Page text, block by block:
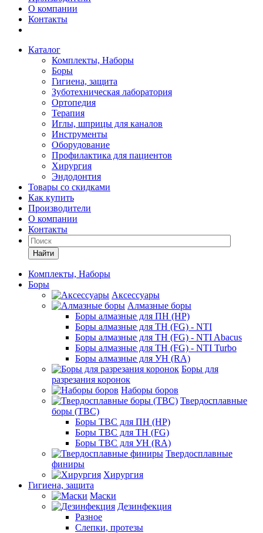
О компании
Контакты
Каталог
Комплекты, Наборы
Боры
Гигиена, защита
Зуботехническая лаборатория
Ортопедия
Терапия
Иглы, шприцы для каналов
Инструменты
Оборудование
Профилактика для пациентов
Хирургия
Эндодонтия
Товары со скидками
Как купить
Производители
О компании
Контакты
Найти
Комплекты, Наборы
Боры
Аксессуары
Алмазные боры
Боры алмазные для ПН (HP)
Боры алмазные для ТН (FG) - NTI
Боры алмазные для ТН (FG) - NTI Abacus
Боры алмазные для ТН (FG) - NTI Turbo
Боры алмазные для УН (RA)
Боры для
разрезания коронок
Наборы боров
Твердосплавные
боры (ТВС)
Боры ТВС для ПН (HP)
Боры ТВС для ТН (FG)
Боры ТВС для УН (RA)
Твердосплавные
финиры
Хирургия
Гигиена, защита
Маски
Дезинфекция
Разное
Слепки, протезы